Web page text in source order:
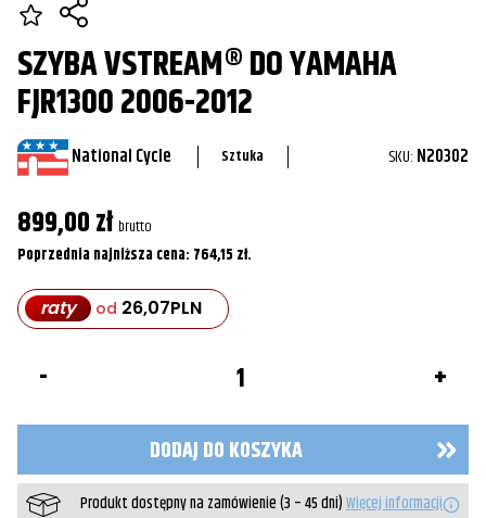
SZYBA VSTREAM® DO YAMAHA
FJR1300 2006-2012
National Cycle Sztuka SKU: N20302
899,00zł brutto
Poprzednia najniższa cena: 764,15 zł.
raty od 26,07PLN
Yamaha
2006-
2012
DODAJ DO KOSZYKA
Produkt dostępny na zamówienie (3 – 45 dni)Więcej informacji